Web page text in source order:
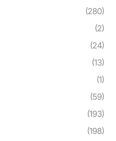
(280)
(2)
(24)
(13)
(1)
(59)
(193)
(198)